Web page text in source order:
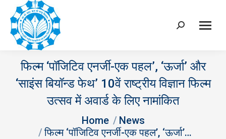
Search:
फिल्म ‘पॉजिटिव एनर्जी-एक पहल’, ‘ऊर्जा’ और
‘साइंस बियॉन्ड फेथ’ 10वें राष्ट्रीय विज्ञान फिल्म
उत्सव में अवार्ड के लिए नामांकित
Home
News
फिल्म ‘पॉजिटिव एनर्जी-एक पहल’, ‘ऊर्जा’…